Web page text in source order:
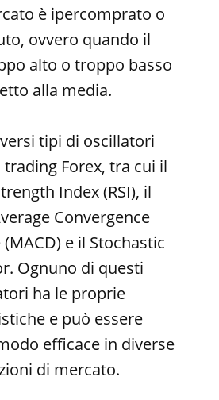
è ipercomprato o
ovvero quando il
alto o troppo basso
alla media.
tipi di oscillatori
Forex, tra cui il
Index (RSI), il
Convergence
e il Stochastic
Ognuno di questi
ha le proprie
e può essere
efficace in diverse
di mercato.